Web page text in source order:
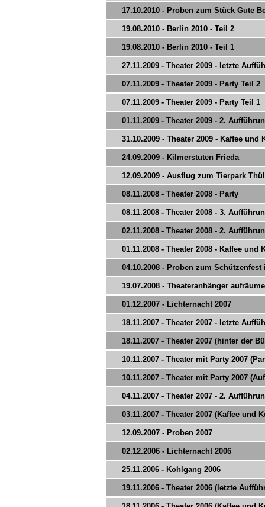
17.10.2010 - Proben zum Stück Gute
19.08.2010 - Berlin 2010 - Teil 2
19.08.2010 - Berlin 2010 - Teil 1
27.11.2009 - Theater 2009 - letzte
07.11.2009 - Theater 2009 - Party Teil 2
07.11.2009 - Theater 2009 - Party Teil 1
01.11.2009 - Theater 2009 - 2.
31.10.2009 - Theater 2009 - Kaffee und
24.09.2009 - Kilmerstuten Frieda
12.09.2009 - Ausflug zum Tierpark
08.11.2008 - Theater 2008 - Party
08.11.2008 - Theater 2008 - 3.
02.11.2008 - Theater 2008 - 2.
01.11.2008 - Theater 2008 - Kaffee und
04.10.2008 - Proben zum
19.07.2008 - Theateranhänger
01.12.2007 - Lichternacht 2007
18.11.2007 - Theater 2007 - letzte
18.11.2007 - Theater 2007 (hinter der
10.11.2007 - Theater mit Party 2007
10.11.2007 - Theater mit Party 2007
04.11.2007 - Theater 2007 - 2.
03.11.2007 - Theater 2007 (Kaffee und
12.09.2007 - Proben 2007
02.12.2006 - Lichternacht 2006
25.11.2006 - Kohlgang 2006
19.11.2006 - Theater 2006 (letzte